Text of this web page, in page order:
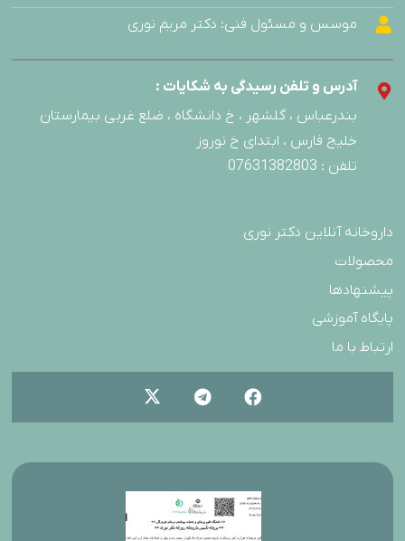
موسس و مسئول فنی: دکتر مریم نوری
آدرس و تلفن رسیدگی به شکایات :
بندرعباس ، گلشهر ، خ دانشگاه ، ضلع غربی بیمارستان
خلیج فارس ، ابتدای خ نوروز
تلفن : 07631382803
داروخانه آنلاین دکتر نوری
محصولات
پیشنهادها
پایگاه آموزشی
ارتباط با ما